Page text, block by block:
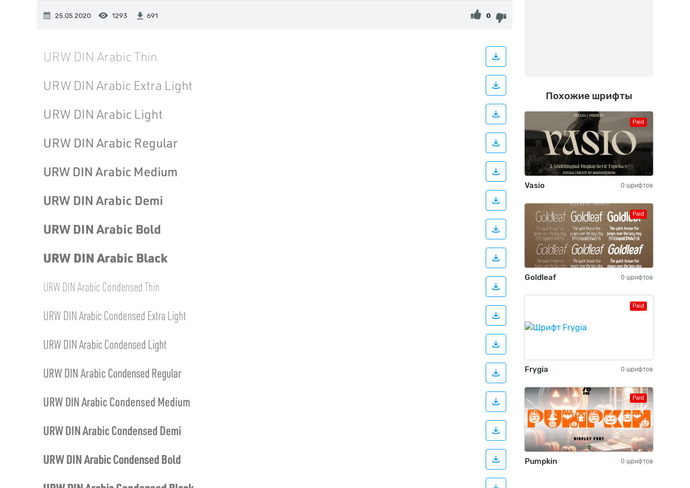
25.05.2020 1293 691 0
Похожие шрифты
Paid
Vasio 0 шрифтов
Paid
Goldleaf 0 шрифтов
Paid
Frygia 0 шрифтов
Paid
Pumpkin 0 шрифтов